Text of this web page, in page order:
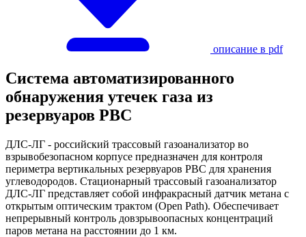
описание в pdf
Система автоматизированного
обнаружения утечек газа из
резервуаров РВС
ДЛС-ЛГ - российский трассовый газоанализатор во
взрывобезопасном корпусе предназначен для контроля
периметра вертикальных резервуаров РВС для хранения
углеводородов. Стационарный трассовый газоанализатор
ДЛС-ЛГ представляет собой инфракрасный датчик метана с
открытым оптическим трактом (Open Path). Обеспечивает
непрерывный контроль довзрывоопасных концентраций
паров метана на расстоянии до 1 км.